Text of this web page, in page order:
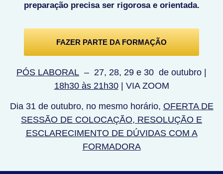
preparação precisa ser rigorosa e orientada.
FAZER PARTE DA FORMAÇÃO
PÓS LABORAL – 27, 28, 29 e 30 de outubro |
18h30 às 21h30| VIA ZOOM
Dia 31 de outubro, no mesmo horário, OFERTA DE
SESSÃO DE COLOCAÇÃO, RESOLUÇÃO E
ESCLARECIMENTO DE DÚVIDAS COM A
FORMADORA